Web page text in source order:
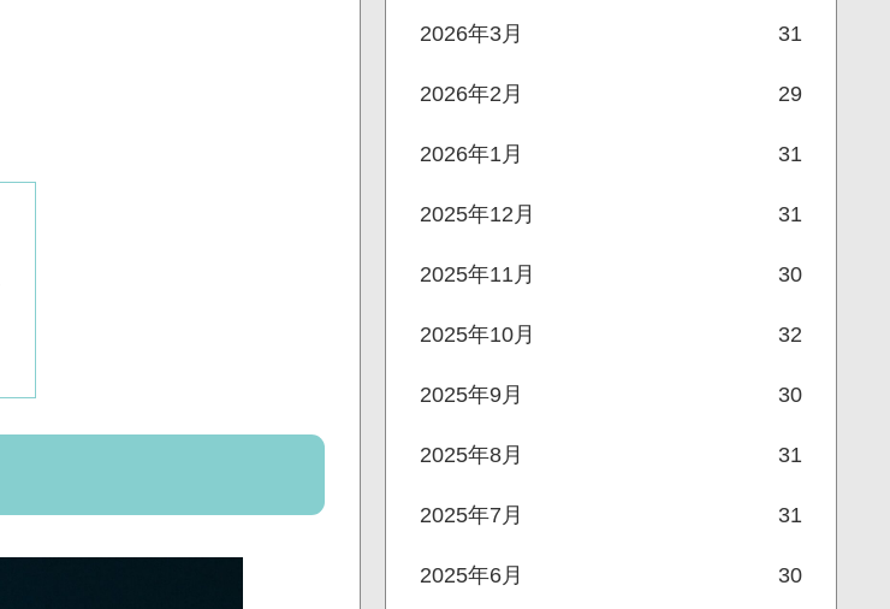
2026年3月 31
2026年2月 29
2026年1月 31
2025年12月 31
2025年11月 30
2025年10月 32
2025年9月 30
2025年8月 31
2025年7月 31
2025年6月 30